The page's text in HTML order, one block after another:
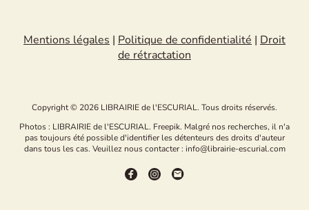
Mentions légales | Politique de confidentialité | Droit
de rétractation
Copyright © 2026 LIBRAIRIE de l'ESCURIAL. Tous droits réservés.
Photos : LIBRAIRIE de l'ESCURIAL. Freepik. Malgré nos recherches, il n'a
pas toujours été possible d'identifier les détenteurs des droits d'auteur
dans tous les cas. Veuillez nous contacter : info@librairie-escurial.com